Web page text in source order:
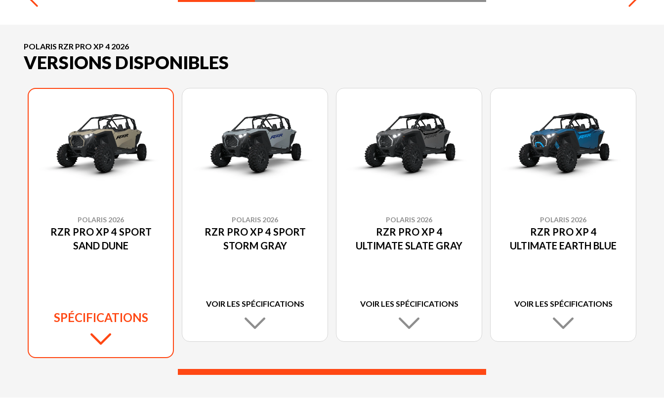
POLARIS RZR PRO XP 4 2026
VERSIONS DISPONIBLES
POLARIS 2026
RZR PRO XP 4 SPORT
SAND DUNE
SPÉCIFICATIONS
POLARIS 2026
RZR PRO XP 4 SPORT
STORM GRAY
VOIR LES SPÉCIFICATIONS
POLARIS 2026
RZR PRO XP 4
ULTIMATE SLATE GRAY
VOIR LES SPÉCIFICATIONS
POLARIS 2026
RZR PRO XP 4
ULTIMATE EARTH BLUE
VOIR LES SPÉCIFICATIONS